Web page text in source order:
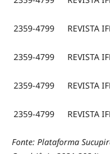
2359-4799 REVISTA
2359-4799 REVISTA
2359-4799 REVISTA
2359-4799 REVISTA
Fonte: Plataforma